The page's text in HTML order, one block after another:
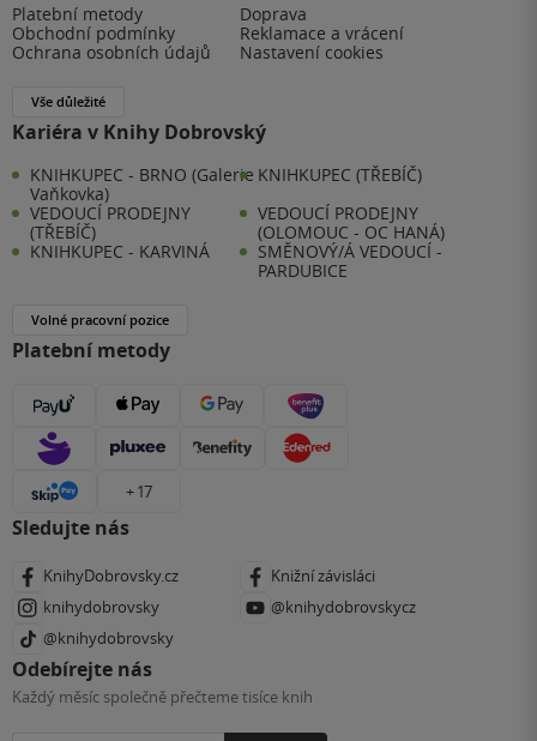
Platební metody
Doprava
Obchodní podmínky
Reklamace a vrácení
Ochrana osobních údajů
Nastavení cookies
Vše důležité
Kariéra v Knihy Dobrovský
KNIHKUPEC - BRNO (Galerie
Vaňkovka)
KNIHKUPEC (TŘEBÍČ)
VEDOUCÍ PRODEJNY
(TŘEBÍČ)
VEDOUCÍ PRODEJNY
(OLOMOUC - OC HANÁ)
KNIHKUPEC - KARVINÁ
SMĚNOVÝ/Á VEDOUCÍ -
PARDUBICE
Volné pracovní pozice
Platební metody
+ 17
Sledujte nás
KnihyDobrovsky.cz
Knižní závisláci
knihydobrovsky
@knihydobrovskycz
@knihydobrovsky
Odebírejte nás
Každý měsíc společně přečteme tisíce knih